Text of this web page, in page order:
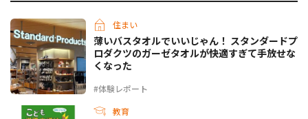
住まい
#体験レポート
薄いバスタオルでいいじゃん！ スタンダードプ
ロダクツのガーゼタオルが快適すぎて手放せな
くなった
教育